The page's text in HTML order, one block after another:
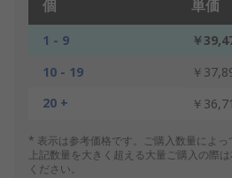
個 単価
1 - 9
￥
10 - 19
￥
20 +
￥
* 表示は参考価格です。ご購入数量によっ
上記数量を大きく超える大量ご購入の際
ください。